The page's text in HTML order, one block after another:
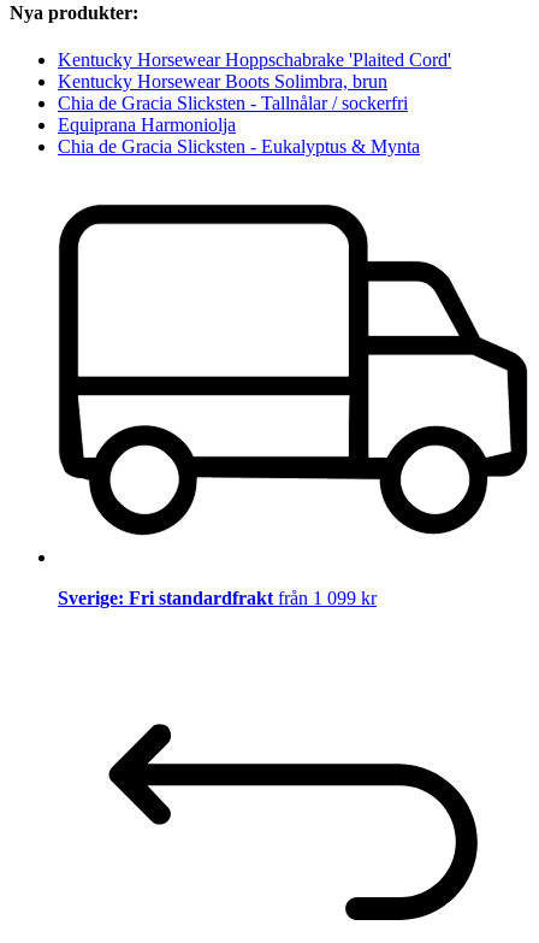
Nya produkter:
Kentucky Horsewear Hoppschabrake 'Plaited Cord'
Kentucky Horsewear Boots Solimbra, brun
Chia de Gracia Slicksten - Tallnålar / sockerfri
Equiprana Harmoniolja
Chia de Gracia Slicksten - Eukalyptus & Mynta
Sverige: Fri standardfrakt från 1 099 kr